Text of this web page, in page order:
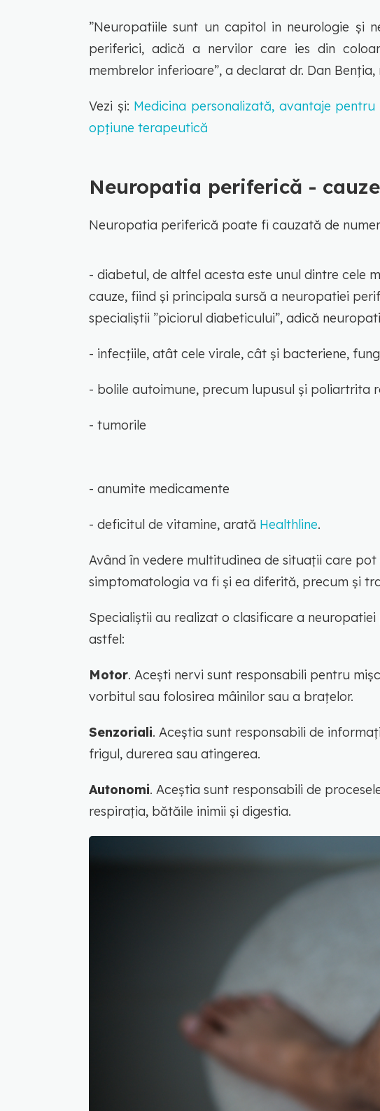
”Neuropatiile sunt un capitol in neurologie și
periferici, adică a nervilor care ies din
membrelor inferioare”, a declarat dr. Dan
Vezi și: Medicina personalizată, avantaje
opțiune terapeutică
Neuropatia periferică -
Neuropatia periferică poate fi cauzată de
- diabetul, de altfel acesta este unul dintre cele
cauze, fiind și principala sursă a neuropatiei
specialiștii ”piciorul diabeticului”, adică
- infecțiile, atât cele virale, cât și bacteriene,
- bolile autoimune, precum lupusul și poliartrita
- tumorile
- anumite medicamente
- deficitul de vitamine, arată Healthline.
Având în vedere multitudinea de situații care
simptomatologia va fi și ea diferită, precum și
Specialiștii au realizat o clasificare a
astfel:
Motor. Acești nervi sunt responsabili pentru
vorbitul sau folosirea mâinilor sau a brațelor.
Senzoriali. Aceștia sunt responsabili de
frigul, durerea sau atingerea.
Autonomi. Aceștia sunt responsabili de
respirația, bătăile inimii și digestia.